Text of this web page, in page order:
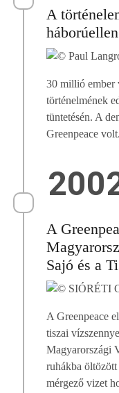
A
30 millió ember
történelmének
tüntetésén. A
Greenpeace volt.
A
Sajó és a
A Greenpeace
tiszai
Magyarországi
ruhákba
mérgező vizet